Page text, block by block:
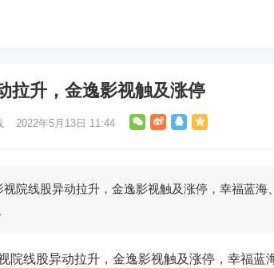
拉升，金逸影视触及涨停
2022年5月13日 11:44
院线股异动拉升，金逸影视触及涨停，幸福蓝海